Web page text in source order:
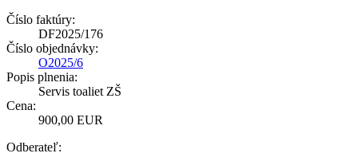
Číslo faktúry:
DF2025/176
Číslo objednávky:
O2025/6
Popis plnenia:
Servis toaliet ZŠ
Cena:
900,00 EUR
Odberateľ: